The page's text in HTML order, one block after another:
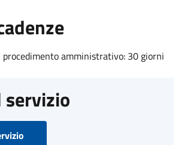
procedimento amministrativo: 30 giorni
servizio